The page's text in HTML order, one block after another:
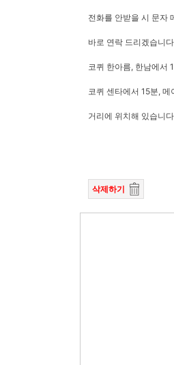
전화를 안받을 시 문자
바로 연락 드리겠습니
코퀴 한아름, 한남에서
코퀴 센타에서 15분,
거리에 위치해 있습니다
삭제하기